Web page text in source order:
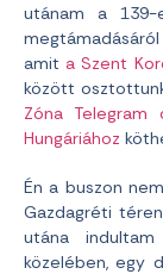
utánam a
amit a Szent
között
Zóna Telegram
Hungáriához
Én a buszon
Gazdagréti
utána
közelében, egy